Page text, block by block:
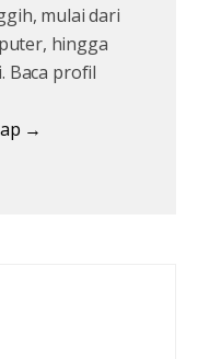
mulai dari
hingga
Baca profil
→